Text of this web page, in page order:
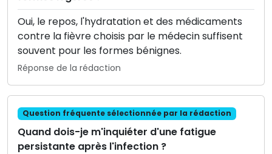
Oui, le repos, l'hydratation et des médicaments
contre la fièvre choisis par le médecin suffisent
souvent pour les formes bénignes.
Réponse de la rédaction
Question fréquente sélectionnée par la rédaction
Quand dois-je m'inquiéter d'une fatigue
persistante après l'infection ?